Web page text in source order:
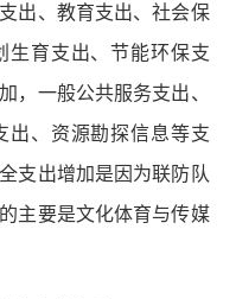
出、教育支出、社会保
生育支出、节能环保支
，一般公共服务支出、
出、资源勘探信息等支
支出增加是因为联防队
主要是文化体育与传媒